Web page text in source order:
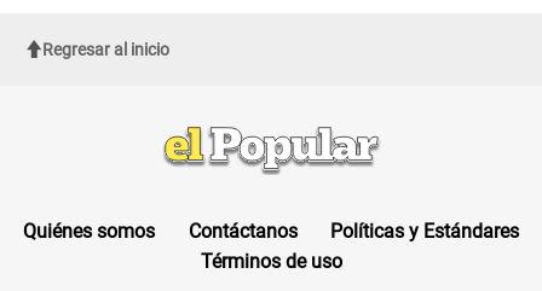
Regresar al inicio
Quiénes somos Contáctanos
Políticas y Estándares
Términos de uso